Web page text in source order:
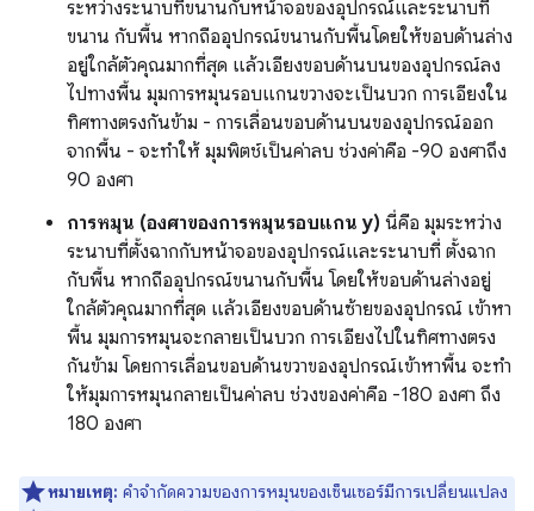
ระหว่างระนาบที่ขนานกับหน้าจอของอุปกรณ์และระนาบที่
ขนาน กับพื้น หากถืออุปกรณ์ขนานกับพื้นโดยให้ขอบด้านล่าง
อยู่ใกล้ตัวคุณมากที่สุด แล้วเอียงขอบด้านบนของอุปกรณ์ลง
ไปทางพื้น มุมการหมุนรอบแกนขวางจะเป็นบวก การเอียงใน
ทิศทางตรงกันข้าม - การเลื่อนขอบด้านบนของอุปกรณ์ออก
จากพื้น - จะทำให้ มุมพิตช์เป็นค่าลบ ช่วงค่าคือ -90 องศาถึง
90 องศา
การหมุน (องศาของการหมุนรอบแกน y) นี่คือ มุมระหว่าง
ระนาบที่ตั้งฉากกับหน้าจอของอุปกรณ์และระนาบที่ ตั้งฉาก
กับพื้น หากถืออุปกรณ์ขนานกับพื้น โดยให้ขอบด้านล่างอยู่
ใกล้ตัวคุณมากที่สุด แล้วเอียงขอบด้านซ้ายของอุปกรณ์ เข้าหา
พื้น มุมการหมุนจะกลายเป็นบวก การเอียงไปในทิศทางตรง
กันข้าม โดยการเลื่อนขอบด้านขวาของอุปกรณ์เข้าหาพื้น จะทํา
ให้มุมการหมุนกลายเป็นค่าลบ ช่วงของค่าคือ -180 องศา ถึง
180 องศา
หมายเหตุ: คำจำกัดความของการหมุนของเซ็นเซอร์มีการเปลี่ยนแปลง